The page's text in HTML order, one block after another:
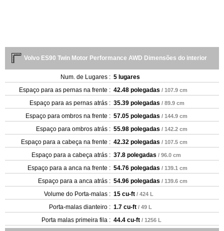
Volvo ES90 Twin Motor Performance AWD Dimensões do interior
Num. de Lugares : 5 lugares
Espaço para as pernas na frente : 42.48 polegadas / 107.9 cm
Espaço para as pernas atrás : 35.39 polegadas / 89.9 cm
Espaço para ombros na frente : 57.05 polegadas / 144.9 cm
Espaço para ombros atrás : 55.98 polegadas / 142.2 cm
Espaço para a cabeça na frente : 42.32 polegadas / 107.5 cm
Espaço para a cabeça atrás : 37.8 polegadas / 96.0 cm
Espaço para a anca na frente : 54.76 polegadas / 139.1 cm
Espaço para a anca atrás : 54.96 polegadas / 139.6 cm
Volume do Porta-malas : 15 cu-ft / 424 L
Porta-malas dianteiro : 1.7 cu-ft / 49 L
Porta malas primeira fila : 44.4 cu-ft / 1256 L